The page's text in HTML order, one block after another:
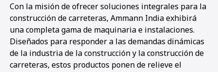
Con la misión de ofrecer soluciones integrales para la
construcción de carreteras, Ammann India exhibirá
una completa gama de maquinaria e instalaciones.
Diseñados para responder a las demandas dinámicas
de la industria de la construcción y la construcción de
carreteras, estos productos ponen de relieve el